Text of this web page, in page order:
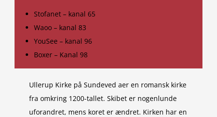
Stofanet – kanal 65
Waoo – kanal 83
YouSee – kanal 96
Boxer – Kanal 98
Ullerup Kirke på Sundeved aer en romansk kirke
fra omkring 1200-tallet. Skibet er nogenlunde
uforandret, mens koret er ændret. Kirken har en